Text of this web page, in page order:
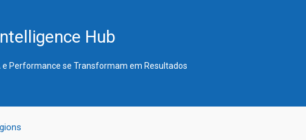
Hub
e Performance se Transformam em Resultados